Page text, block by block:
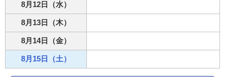
8月12日（水）
8月13日（木）
8月14日（金）
8月15日（土）